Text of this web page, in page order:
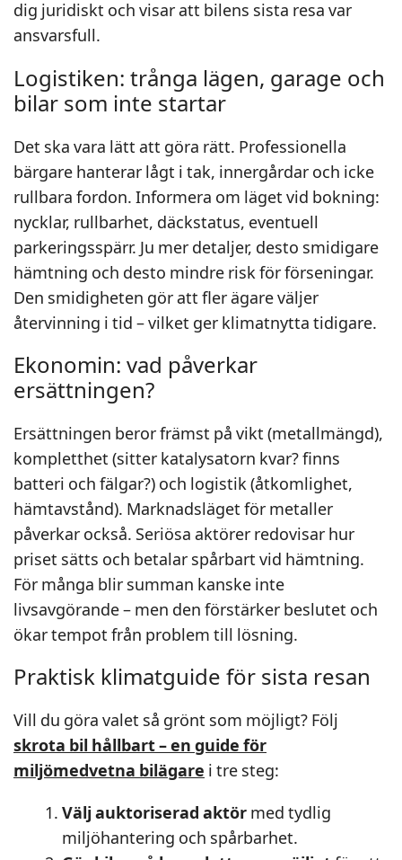
dig juridiskt och visar att bilens sista resa var
ansvarsfull.
Logistiken: trånga lägen, garage och
bilar som inte startar
Det ska vara lätt att göra rätt. Professionella
bärgare hanterar lågt i tak, innergårdar och icke
rullbara fordon. Informera om läget vid bokning:
nycklar, rullbarhet, däckstatus, eventuell
parkeringsspärr. Ju mer detaljer, desto smidigare
hämtning och desto mindre risk för förseningar.
Den smidigheten gör att fler ägare väljer
återvinning i tid – vilket ger klimatnytta tidigare.
Ekonomin: vad påverkar
ersättningen?
Ersättningen beror främst på vikt (metallmängd),
kompletthet (sitter katalysatorn kvar? finns
batteri och fälgar?) och logistik (åtkomlighet,
hämtavstånd). Marknadsläget för metaller
påverkar också. Seriösa aktörer redovisar hur
priset sätts och betalar spårbart vid hämtning.
För många blir summan kanske inte
livsavgörande – men den förstärker beslutet och
ökar tempot från problem till lösning.
Praktisk klimatguide för sista resan
Vill du göra valet så grönt som möjligt? Följ
skrota bil hållbart – en guide för
miljömedvetna bilägare i tre steg:
Välj auktoriserad aktör med tydlig
miljöhantering och spårbarhet.